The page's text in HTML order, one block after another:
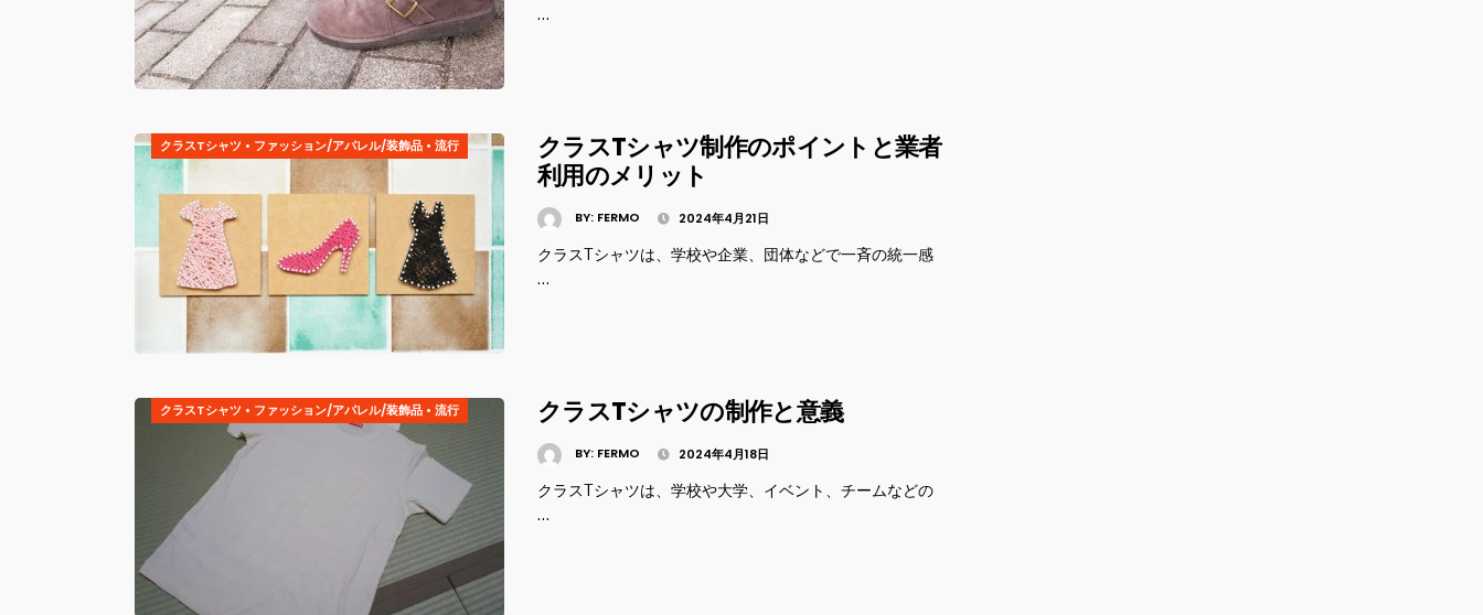
…
クラスTシャツ • ファッション/アパレル/装飾品 • 流行
クラスTシャツ制作のポイントと業者
利用のメリット
BY: FERMO 2024年4月21日
クラスTシャツは、学校や企業、団体などで一斉の統一感
…
クラスTシャツ • ファッション/アパレル/装飾品 • 流行 クラスTシャツの制作と意義
BY: FERMO 2024年4月18日
クラスTシャツは、学校や大学、イベント、チームなどの
…